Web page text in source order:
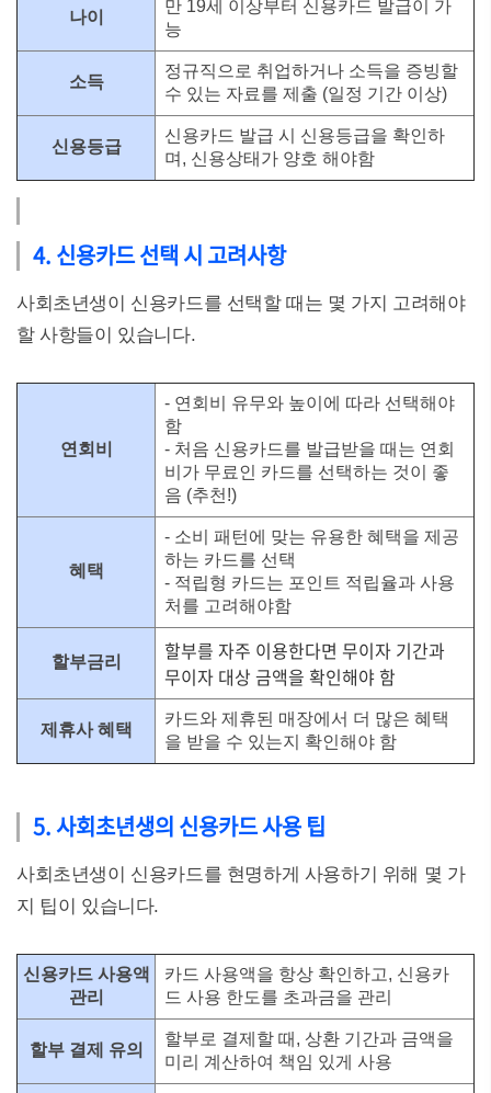
나이
만 19세 이상부터 신용카드 발급이 가
능
소득
정규직으로 취업하거나 소득을 증빙할
수 있는 자료를 제출 (일정 기간 이상)
신용등급
신용카드 발급 시 신용등급을 확인하
며, 신용상태가 양호 해야함
4. 신용카드 선택 시 고려사항
사회초년생이 신용카드를 선택할 때는 몇 가지 고려해야
할 사항들이 있습니다.
연회비
- 연회비 유무와 높이에 따라 선택해야
함
- 처음 신용카드를 발급받을 때는 연회
비가 무료인 카드를 선택하는 것이 좋
음 (추천!)
혜택
- 소비 패턴에 맞는 유용한 혜택을 제공
하는 카드를 선택
- 적립형 카드는 포인트 적립율과 사용
처를 고려해야함
할부금리
할부를 자주 이용한다면 무이자 기간과
무이자 대상 금액을 확인해야함
제휴사 혜택
카드와 제휴된 매장에서 더 많은 혜택
을 받을 수 있는지 확인해야 함
5. 사회초년생의 신용카드 사용 팁
사회초년생이 신용카드를 현명하게 사용하기 위해 몇 가
지 팁이 있습니다.
신용카드 사용액
관리
카드 사용액을 항상 확인하고, 신용카
드 사용 한도를 초과금을 관리
할부 결제 유의
할부로 결제할 때, 상환 기간과 금액을
미리 계산하여 책임 있게 사용